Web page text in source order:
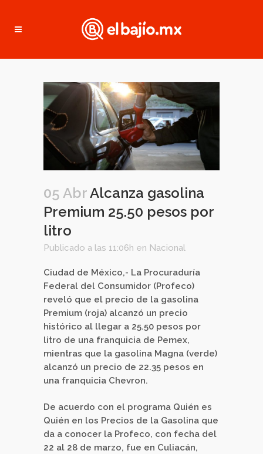
05 AbrAlcanza gasolina
Premium 25.50 pesos por
litro
Publicado a las 11:06h en Nacional
Ciudad de México,- La Procuraduría
Federal del Consumidor (Profeco)
reveló que el precio de la gasolina
Premium (roja) alcanzó un precio
histórico al llegar a 25.50 pesos por
litro de una franquicia de Pemex,
mientras que la gasolina Magna (verde)
alcanzó un precio de 22.35 pesos en
una franquicia Chevron.
De acuerdo con el programa Quién es
Quién en los Precios de la Gasolina que
da a conocer la Profeco, con fecha del
22 al 28 de marzo, fue en Culiacán,